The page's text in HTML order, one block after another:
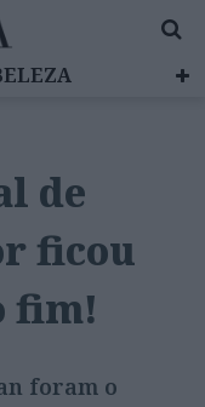
STUDIO
de
ficou
fim!
foram o